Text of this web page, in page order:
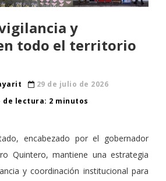
y
todo el territorio
29 de julio de 2026
de lectura: 2 minutos
encabezado por el gobernador
Quintero, mantiene una estrategia
y coordinación institucional para